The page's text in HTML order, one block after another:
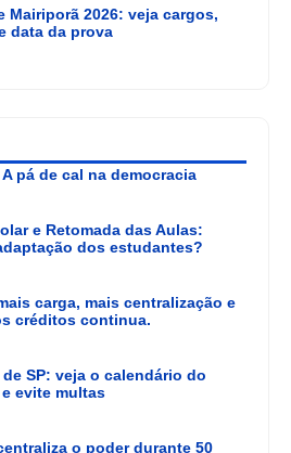
Mairiporã 2026: veja cargos,
data da prova
pá de cal na democracia
e Retomada das Aulas:
dos estudantes?
carga, mais centralização e
créditos continua.
SP: veja o calendário do
evite multas
o poder durante 50